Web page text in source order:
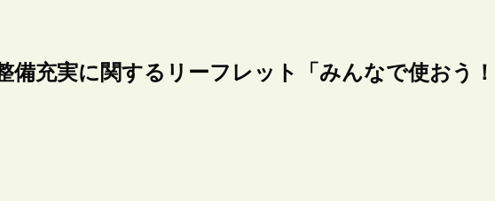
備充実に関するリーフレット「みんなで使おう！